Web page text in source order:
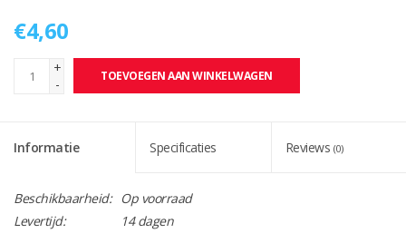
€4,60
+
-
TOEVOEGEN AAN WINKELWAGEN
Informatie Specificaties Reviews (0)
Beschikbaarheid:
Op voorraad
Levertijd:
14 dagen